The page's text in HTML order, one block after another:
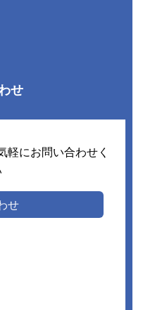
せ
軽にお問い合わせく
せ